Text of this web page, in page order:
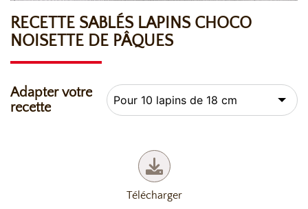
RECETTE SABLÉS LAPINS CHOCO
NOISETTE DE PÂQUES
Adapter votre
recette
Télécharger